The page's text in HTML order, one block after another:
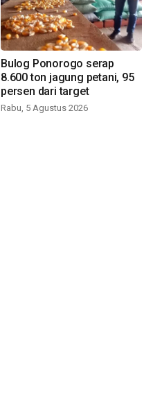
Bulog Ponorogo serap
8.600 ton jagung petani, 95
persen dari target
Rabu, 5 Agustus 2026